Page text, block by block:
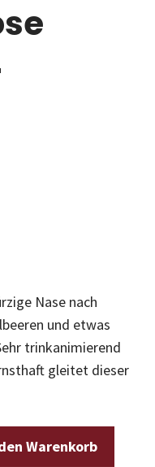
Nase nach
und etwas
trinkanimierend
gleitet dieser
Warenkorb